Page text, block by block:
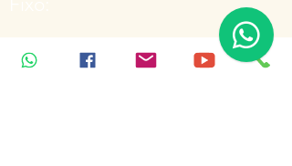
(11)3168-5445